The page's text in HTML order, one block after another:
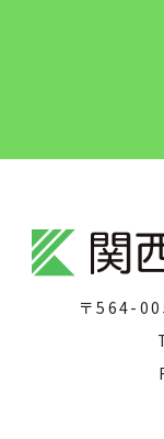
〒564-